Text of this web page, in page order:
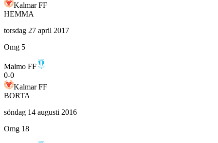
Kalmar FF
HEMMA
torsdag 27 april 2017
Omg 5
Malmo FF
0-0
Kalmar FF
BORTA
söndag 14 augusti 2016
Omg 18